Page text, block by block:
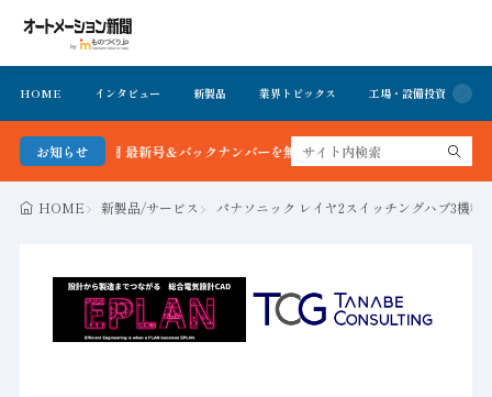
HOME インタビュー 新製品 業界トピックス 工場・設備投資
お知らせ
ョン新聞 最新号＆バックナンバーを無料で公開中 詳細はこちら
HOME 新製品/サービス パナソニック レイヤ2スイッチングハブ3機種